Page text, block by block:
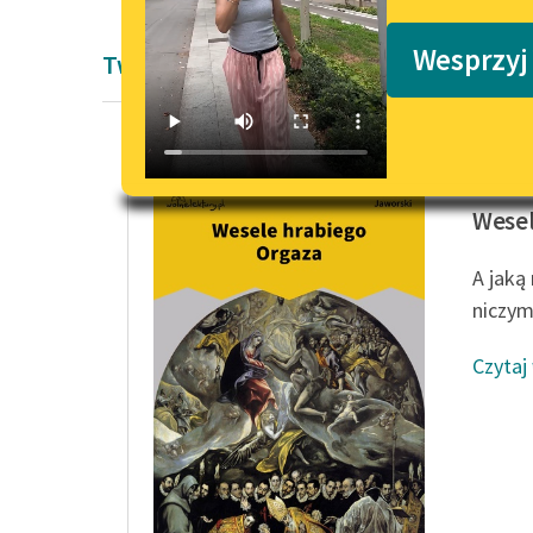
Twórczość Romana Jaworskiego
A jaką
Czytaj